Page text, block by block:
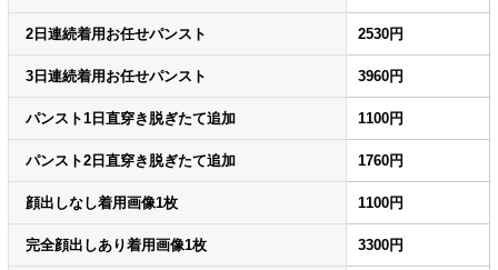
2日連続着用お任せパンスト 2530円
3日連続着用お任せパンスト 3960円
パンスト1日直穿き脱ぎたて追加 1100円
パンスト2日直穿き脱ぎたて追加 1760円
顔出しなし着用画像1枚 1100円
完全顔出しあり着用画像1枚 3300円